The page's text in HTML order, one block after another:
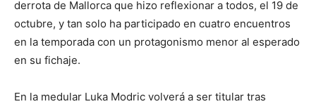
derrota de Mallorca que hizo reflexionar a todos, el 19 de
octubre, y tan solo ha participado en cuatro encuentros
en la temporada con un protagonismo menor al esperado
en su fichaje.
En la medular Luka Modric volverá a ser titular tras